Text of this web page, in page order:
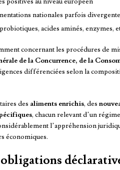
nationales parfois
acides aminés, enzymes,
concernant les procédures de
de la Concurrence, de la
différenciées selon la
des aliments enrichis, des
, chacun relevant d’un régime
l’appréhension
économiques.